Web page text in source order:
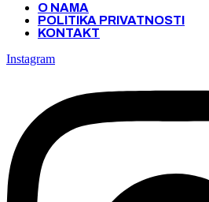
O NAMA
POLITIKA PRIVATNOSTI
KONTAKT
Instagram